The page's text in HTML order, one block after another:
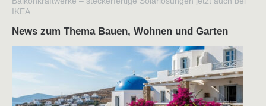
IKEA
News zum Thema Bauen, Wohnen und Garten